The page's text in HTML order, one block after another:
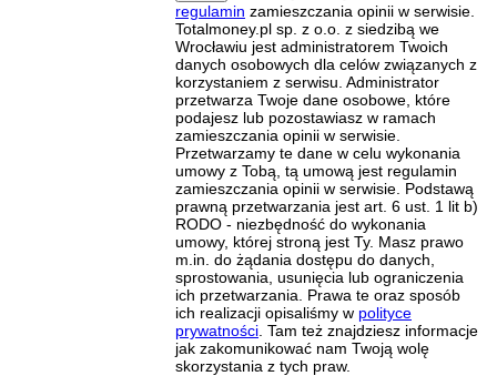
regulamin zamieszczania opinii w serwisie.
Totalmoney.pl sp. z o.o. z siedzibą we
Wrocławiu jest administratorem Twoich
danych osobowych dla celów związanych z
korzystaniem z serwisu. Administrator
przetwarza Twoje dane osobowe, które
podajesz lub pozostawiasz w ramach
zamieszczania opinii w serwisie.
Przetwarzamy te dane w celu wykonania
umowy z Tobą, tą umową jest regulamin
zamieszczania opinii w serwisie. Podstawą
prawną przetwarzania jest art. 6 ust. 1 lit b)
RODO - niezbędność do wykonania
umowy, której stroną jest Ty. Masz prawo
m.in. do żądania dostępu do danych,
sprostowania, usunięcia lub ograniczenia
ich przetwarzania. Prawa te oraz sposób
ich realizacji opisaliśmy w polityce
prywatności . Tam też znajdziesz informacje
jak zakomunikować nam Twoją wolę
skorzystania z tych praw.